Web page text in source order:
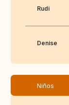
Rudi
Denise
Niños